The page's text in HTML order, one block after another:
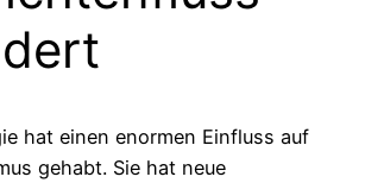
hat einen enormen Einfluss auf
gehabt. Sie hat neue